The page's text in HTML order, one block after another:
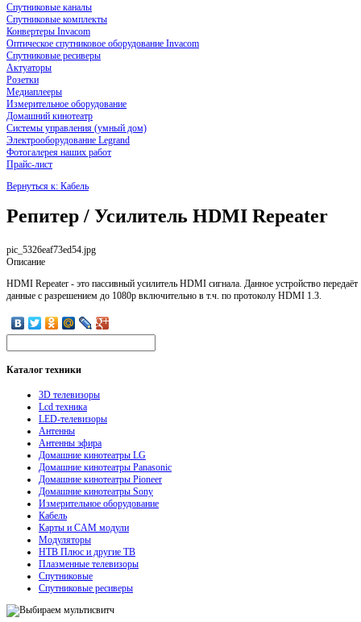
Спутниковые каналы
Спутниковые комплекты
Конвертеры Invacom
Оптическое спутниковое оборудование Invacom
Спутниковые ресиверы
Актуаторы
Розетки
Медиаплееры
Измерительное оборудование
Домашний кинотеатр
Системы управления (умный дом)
Электрооборудование Legrand
Фотогалерея наших работ
Прайс-лист
Вернуться к: Кабель
Репитер / Усилитель HDMI Repeater
pic_5326eaf73ed54.jpg
Описание
HDMI Repeater - это пассивный усилитель HDMI сигнала. Данное устройство передаёт
данные с разрешением до 1080p включительно в т.ч. по протоколу HDMI 1.3.
Каталогтехники
3D телевизоры
Lcd техника
LED-телевизоры
Антенны
Антенны эфира
Домашние кинотеатры LG
Домашние кинотеатры Panasonic
Домашние кинотеатры Pioneer
Домашние кинотеатры Sony
Измерительное оборудование
Кабель
Карты и CAM модули
Модуляторы
НТВ Плюс и другие ТВ
Плазменные телевизоры
Спутниковые
Спутниковые ресиверы